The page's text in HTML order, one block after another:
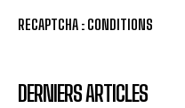
RECAPTCHA : CONDITIONS
DERNIERS ARTICLES